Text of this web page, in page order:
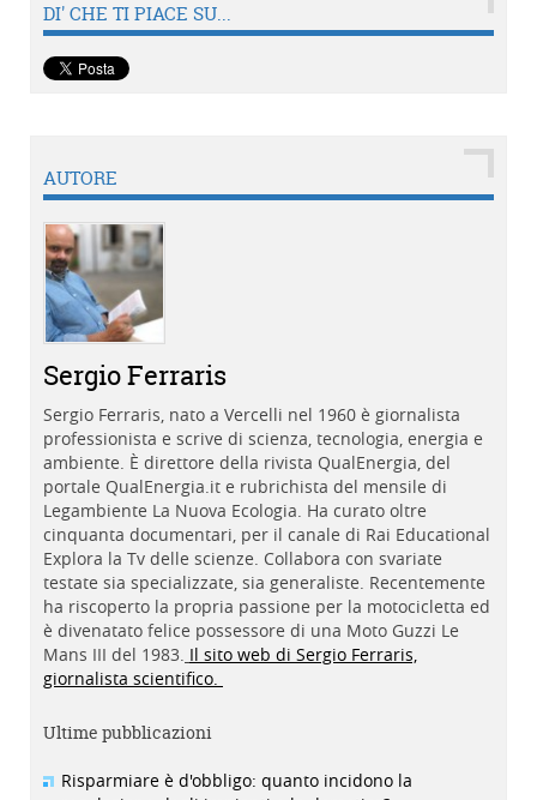
DI' CHE TI PIACE SU...
AUTORE
Sergio Ferraris
Sergio Ferraris, nato a Vercelli nel 1960 è giornalista
professionista e scrive di scienza, tecnologia, energia e
ambiente. È direttore della rivista QualEnergia, del
portale QualEnergia.it e rubrichista del mensile di
Legambiente La Nuova Ecologia. Ha curato oltre
cinquanta documentari, per il canale di Rai Educational
Explora la Tv delle scienze. Collabora con svariate
testate sia specializzate, sia generaliste. Recentemente
ha riscoperto la propria passione per la motocicletta ed
è divenatato felice possessore di una Moto Guzzi Le
Mans III del 1983. Il sito web di Sergio Ferraris,
giornalista scientifico.
Ultime pubblicazioni
Risparmiare è d'obbligo: quanto incidono la